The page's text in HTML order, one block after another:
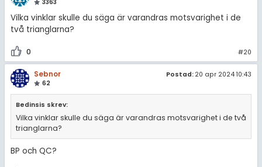
3363
Vilka vinklar skulle du säga är varandras motsvarighet i de
två trianglarna?
0 #20
Sebnor
62
Postad: 20 apr 2024 10:43
Bedinsis skrev:
Vilka vinklar skulle du säga är varandras motsvarighet i de två
trianglarna?
BP och QC?